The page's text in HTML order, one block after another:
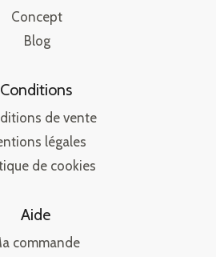
Concept
Blog
Conditions
de vente
légales
de cookies
Aide
commande